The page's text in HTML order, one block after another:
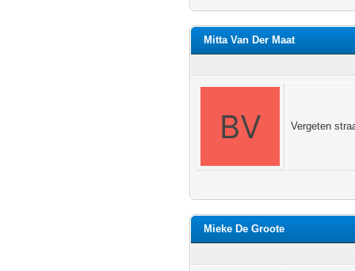
Mitta Van Der Maat
Vergeten
Mieke De Groote